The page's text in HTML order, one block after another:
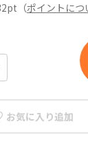
（ポイントにつ
お気に入り追加